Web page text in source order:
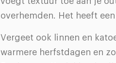
overhemden. Het heeft
Vergeet ook linnen en
warmere herfstdagen en